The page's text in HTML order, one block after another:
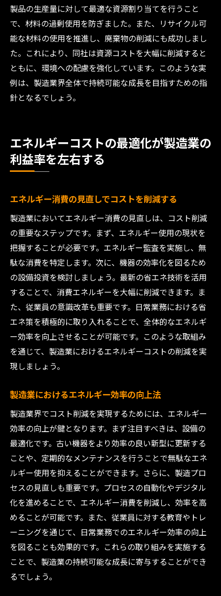
製品の生産量に対して最適な資源割り当てを行うこと
で、材料の過剰使用を防ぎました。また、リサイクル可
能な材料の使用を推進し、廃棄物の削減にも成功しまし
た。これにより、同社は資源コストを大幅に削減すると
ともに、環境への配慮を強化しています。このような実
例は、製造業界全体で持続可能な成長を目指すための指
針となるでしょう。
エネルギーコストの最適化が製造業の
利益率を左右する
エネルギー消費の見直しでコストを削減する
製造業においてエネルギー消費の見直しは、コスト削減
の重要なステップです。まず、エネルギー使用の現状を
把握することが必要です。エネルギー監査を実施し、無
駄な消費を特定します。次に、機器の効率化を図るため
の設備投資を検討しましょう。最新の省エネ技術を活用
することで、消費エネルギーを大幅に削減できます。ま
た、従業員の意識改革も重要です。日常業務における省
エネ策を積極的に取り入れることで、全体的なエネルギ
ー効率を向上させることが可能です。このような取組み
を通じて、製造業におけるエネルギーコストの削減を実
現しましょう。
製造業におけるエネルギー効率の向上法
製造業界でコスト削減を実現するためには、エネルギー
効率の向上が鍵となります。まず注目すべきは、設備の
最適化です。古い機器をより効率の良い新型に更新する
ことや、定期的なメンテナンスを行うことで無駄なエネ
ルギー使用を抑えることができます。さらに、製造プロ
セスの見直しも重要です。プロセスの自動化やデジタル
化を進めることで、エネルギー消費を削減し、効率を高
めることが可能です。また、従業員に対する教育やトレ
ーニングを通じて、日常業務でのエネルギー効率の向上
を図ることも効果的です。これらの取り組みを実施する
ことで、製造業の持続可能な成長に寄与することができ
るでしょう。